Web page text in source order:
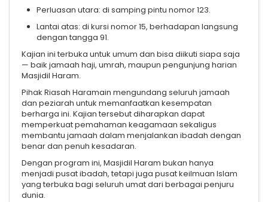
Perluasan utara: di samping pintu nomor 123.
Lantai atas: di kursi nomor 15, berhadapan langsung
dengan tangga 91.
Kajian ini terbuka untuk umum dan bisa diikuti siapa saja
— baik jamaah haji, umrah, maupun pengunjung harian
Masjidil Haram.
Pihak Riasah Haramain mengundang seluruh jamaah
dan peziarah untuk memanfaatkan kesempatan
berharga ini. Kajian tersebut diharapkan dapat
memperkuat pemahaman keagamaan sekaligus
membantu jamaah dalam menjalankan ibadah dengan
benar dan penuh kesadaran.
Dengan program ini, Masjidil Haram bukan hanya
menjadi pusat ibadah, tetapi juga pusat keilmuan Islam
yang terbuka bagi seluruh umat dari berbagai penjuru
dunia.